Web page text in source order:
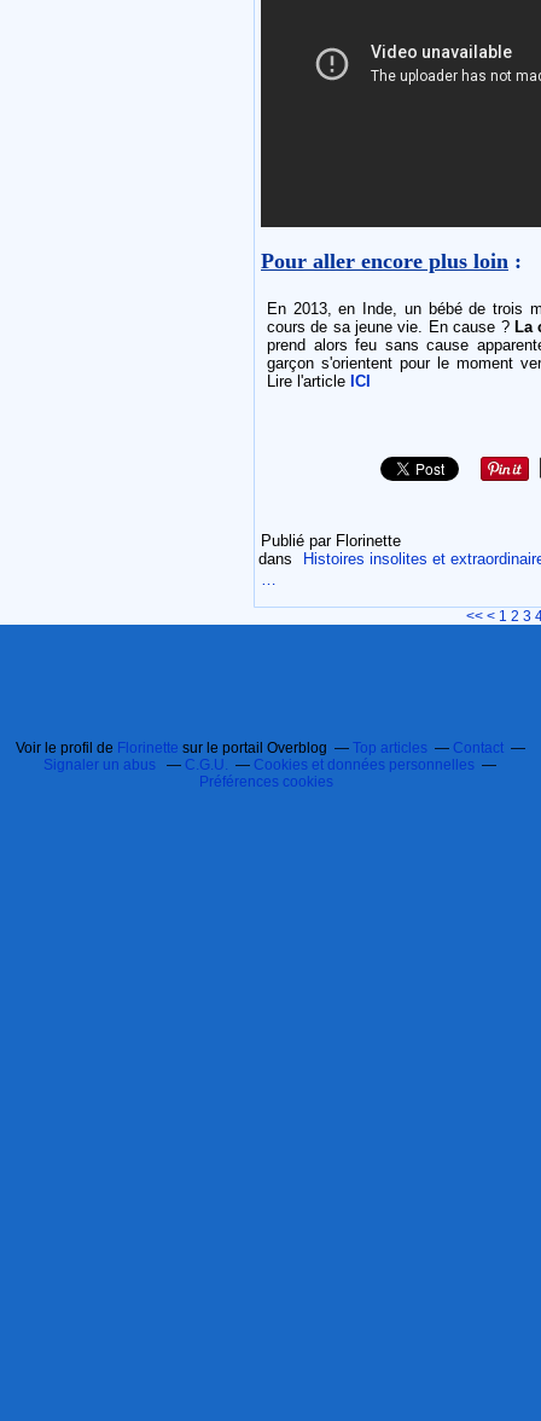
Pour aller encore plus loin :
En 2013, en Inde, un bébé de trois
cours de sa jeune vie. En cause ? La
prend alors feu sans cause
garçon s'orientent pour le moment
Lire l'article ICI
Publié par Florinette
dans
Histoires insolites et
<< < 1 2 3
Voir le profil de Florinette sur le portail Overblog Top articles
Contact
Signaler un abus
C.G.U.
Cookies et données personnelles
Préférences cookies